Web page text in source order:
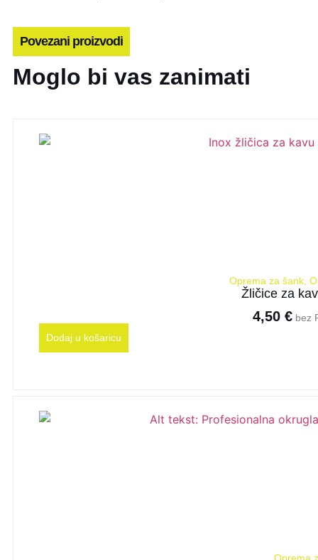
Povezani proizvodi
Moglo bi vas zanimati
Oprema za šank ,
Žličice za
4,50 €bez
Dodaj u košaricu